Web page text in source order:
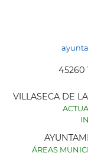
45260
VILLASECA DE
ÁREAS